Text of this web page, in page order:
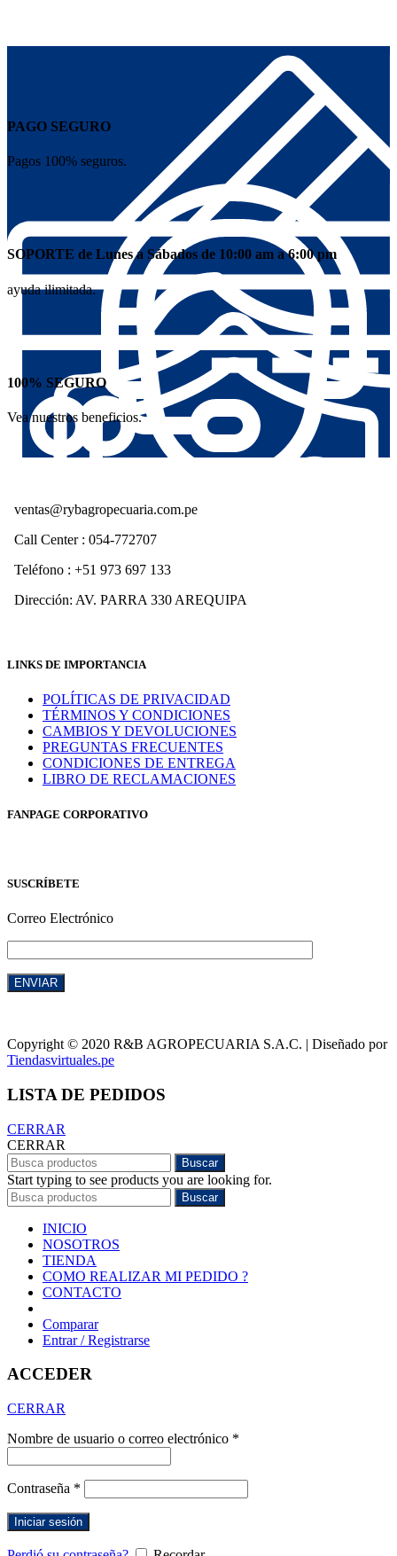
PAGO SEGURO
Pagos 100% seguros.
SOPORTE de Lunes a Sábados de 10:00 am a 6:00 pm
ayuda ilimitada.
100% SEGURO
Vea nuestros beneficios.
ventas@rybagropecuaria.com.pe
Call Center : 054-772707
Teléfono : +51 973 697 133
Dirección: AV. PARRA 330 AREQUIPA
LINKS DE IMPORTANCIA
POLÍTICAS DE PRIVACIDAD
TÉRMINOS Y CONDICIONES
CAMBIOS Y DEVOLUCIONES
PREGUNTAS FRECUENTES
CONDICIONES DE ENTREGA
LIBRO DE RECLAMACIONES
FANPAGE CORPORATIVO
SUSCRÍBETE
Correo Electrónico
Copyright © 2020 R&B AGROPECUARIA S.A.C. | Diseñado por
Tiendasvirtuales.pe
LISTA DE PEDIDOS
CERRAR
CERRAR
Buscar
Start typing to see products you are looking for.
Buscar
INICIO
NOSOTROS
TIENDA
COMO REALIZAR MI PEDIDO ?
CONTACTO
Comparar
Entrar / Registrarse
ACCEDER
CERRAR
Nombre de usuario o correo electrónico *
Contraseña *
Iniciar sesión